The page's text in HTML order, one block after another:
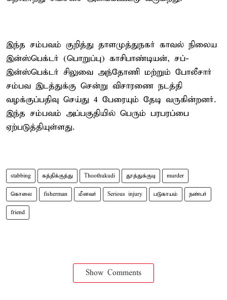
இந்த சம்பவம் குறித்து தாளமுத்துநகர் காவல் நிலைய
இன்ஸ்பெக்டர் (பொறுப்பு) காசிபாண்டியன், சப்-
இன்ஸ்பெக்டர் சிலுவை அந்தோணி மற்றும் போலீசார்
சம்பவ இடத்துக்கு சென்று விசாரணை நடத்தி
வழக்குப்பதிவு செய்து 4 பேரையும் தேடி வருகின்றனர்.
இந்த சம்பவம் அப்பகுதியில் பெரும் பரபரப்பை
ஏற்படுத்தியுள்ளது.
stabbing கத்திக்குத்து Thoothukudi தூத்துக்குடி murder
கொலை fisherman மீனவர் Serious injury படுகாயம் நண்பர்
friend
Show Comments